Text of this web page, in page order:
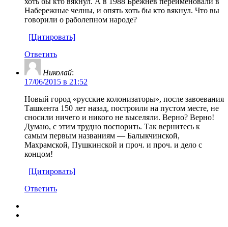
Набережные челны, и опять хоть бы кто вякнул. Что вы
говорили о раболепном народе?
[Цитировать]
Ответить
Николай:
17/06/2015 в 21:52
Новый город «русские колонизаторы», после завоевания
Ташкента 150 лет назад, построили на пустом месте, не
сносили ничего и никого не выселяли. Верно? Верно!
Думаю, с этим трудно поспорить. Так вернитесь к
самым первым названиям — Балыкчинской,
Махрамской, Пушкинской и проч. и проч. и дело с
концом!
[Цитировать]
Ответить